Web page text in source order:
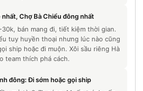
nhất, Chợ Bà Chiểu đông nhất
30k, bán mang đi, tiết kiệm thời gian.
tuy huyền thoại nhưng lúc nào cũng
ship hoặc đi muộn. Xôi sầu riêng Hà
team thích phá cách.
đông: Đi sớm hoặc gọi ship